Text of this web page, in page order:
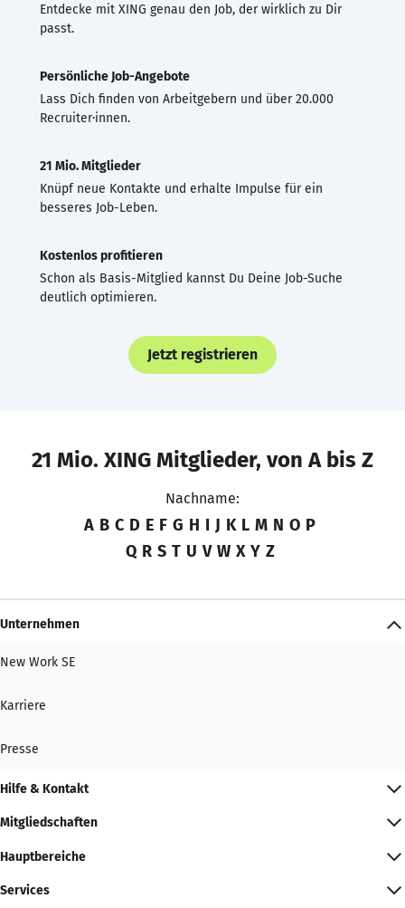
Entdecke mit XING genau den Job, der wirklich zu Dir
passt.
Persönliche Job-Angebote
Lass Dich finden von Arbeitgebern und über 20.000
Recruiter·innen.
21 Mio. Mitglieder
Knüpf neue Kontakte und erhalte Impulse für ein
besseres Job-Leben.
Kostenlos profitieren
Schon als Basis-Mitglied kannst Du Deine Job-Suche
deutlich optimieren.
Jetzt registrieren
21 Mio. XING Mitglieder, von A bis Z
Nachname:
A B C D E F G H I J K L M N O P
Q R S T U V W X Y Z
Unternehmen
New Work SE
Karriere
Presse
Hilfe & Kontakt
Mitgliedschaften
Hauptbereiche
Services